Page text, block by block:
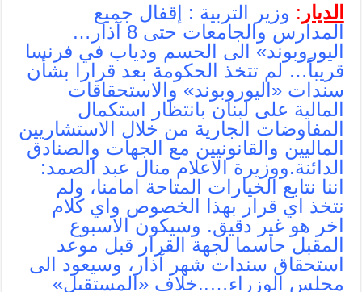
الديار : وزير التربية : إقفال جميع
المدارس والجامعات حتى 8 آذار…
اليوروبوند» الى الحسم ودياب في فرنسا
قريباً… لم تتخذ الحكومة بعد قرارا بشأن
سندات «اليوروبوند» والاستحقاقات
المالية على لبنان بانتظار استكمال
المفاوضات الجارية من خلال الاستشاريين
الماليين والقانونيين مع الجهات والصنادق
الدائنة.ووزيرة الاعلام منال عبد الصمد:
اننا نتابع الخيارات المتاحة امامنا، ولم
نتخذ اي قرار بهذا الخصوص واي كلام
اخر هو غير دقيق. وسيكون الاسبوع
المقبل حاسما لجهة القرار قبل موعد
استحقاق سندات شهر آذار، وسيعود الى
مجلس الوزراء…..خلاف «المستقبل»